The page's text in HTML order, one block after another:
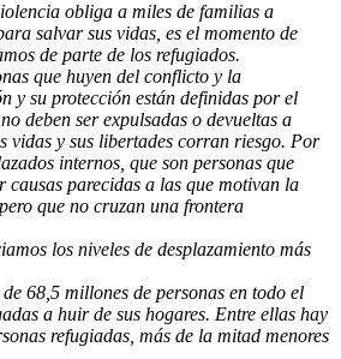
obliga a miles de familias a
salvar sus vidas, es el momento de
de parte de los refugiados.
que huyen del conflicto y la
y su protección están definidas por el
deben ser expulsadas o devueltas a
vidas y sus libertades corran riesgo. Por
internos, que son personas que
causas parecidas a las que motivan la
que no cruzan una frontera
los niveles de desplazamiento más
68,5 millones de personas en todo el
a huir de sus hogares. Entre ellas hay
refugiadas, más de la mitad menores